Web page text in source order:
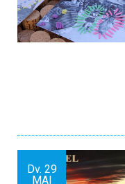
Dv. 29
MAI